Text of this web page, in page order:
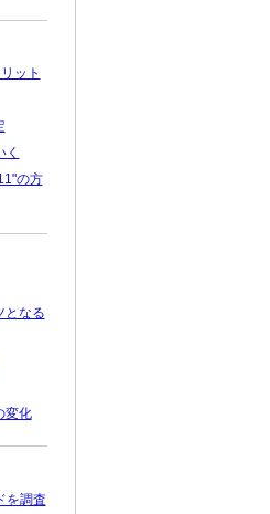
ット
く
の方
となる
変化
を調査